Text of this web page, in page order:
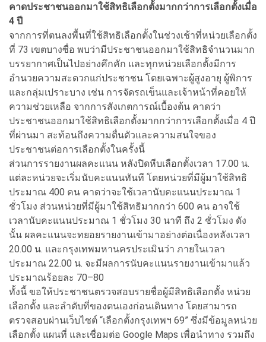
คาดประชาชนออกมาใช้สิทธิเลือกตั้งมากกว่าการเลือกตั้งเมื่อ
4 ปี
จากการที่ตนลงพื้นที่ใช้สิทธิเลือกตั้งในช่วงเช้าที่หน่วยเลือกตั้ง
ที่ 73 เขตบางซื่อ พบว่ามีประชาชนออกมาใช้สิทธิจำนวนมาก
บรรยากาศเป็นไปอย่างคึกคัก และทุกหน่วยเลือกตั้งมีการ
อำนวยความสะดวกแก่ประชาชน โดยเฉพาะผู้สูงอายุ ผู้พิการ
และกลุ่มเปราะบาง เช่น การจัดรถเข็นและเจ้าหน้าที่คอยให้
ความช่วยเหลือ จากการสังเกตการณ์เบื้องต้น คาดว่า
ประชาชนออกมาใช้สิทธิเลือกตั้งมากกว่าการเลือกตั้งเมื่อ 4 ปี
ที่ผ่านมา สะท้อนถึงความตื่นตัวและความสนใจของ
ประชาชนต่อการเลือกตั้งในครั้งนี้
ส่วนการรายงานผลคะแนน หลังปิดหีบเลือกตั้งเวลา 17.00 น.
แต่ละหน่วยจะเริ่มนับคะแนนทันที โดยหน่วยที่มีผู้มาใช้สิทธิ
ประมาณ 400 คน คาดว่าจะใช้เวลานับคะแนนประมาณ 1
ชั่วโมง ส่วนหน่วยที่มีผู้มาใช้สิทธิมากกว่า 600 คน อาจใช้
เวลานับคะแนนประมาณ 1 ชั่วโมง 30 นาที ถึง 2 ชั่วโมง ดัง
นั้น ผลคะแนนจะทยอยรายงานเข้ามาอย่างต่อเนื่องหลังเวลา
20.00 น. และกรุงเทพมหานครประเมินว่า ภายในเวลา
ประมาณ 22.00 น. จะมีผลการนับคะแนนรายงานเข้ามาแล้ว
ประมาณร้อยละ 70–80
ทั้งนี้ ขอให้ประชาชนตรวจสอบรายชื่อผู้มีสิทธิเลือกตั้ง หน่วย
เลือกตั้ง และลำดับที่ของตนเองก่อนเดินทาง โดยสามารถ
ตรวจสอบผ่านเว็บไซต์ “เลือกตั้งกรุงเทพฯ 69” ซึ่งมีข้อมูลหน่วย
เลือกตั้ง แผนที่ และเชื่อมต่อ Google Maps เพื่อนำทาง รวมถึง